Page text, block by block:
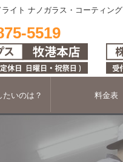
ライト ナノガラス・コーティング
5519
たいのは？ 料金表